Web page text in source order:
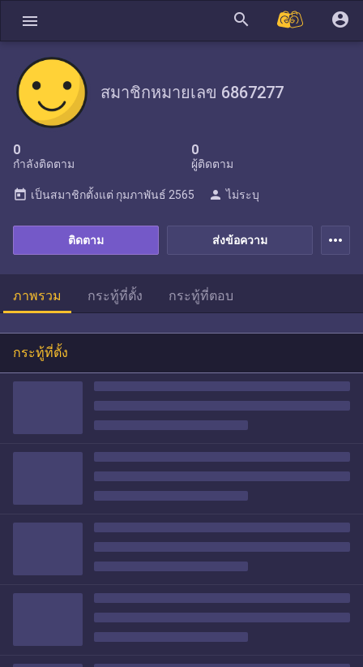
menu search account_circle
สมาชิกหมายเลข 6867277
0
กำลังติดตาม
0
ผู้ติดตาม
ส่งข้อความ
ติดตาม
today เป็นสมาชิกตั้งแต่ กุมภาพันธ์ 2565 person ไม่ระบุ
more_horiz
ภาพรวม กระทู้ที่ตั้ง กระทู้ที่ตอบ
กระทู้ที่ตั้ง